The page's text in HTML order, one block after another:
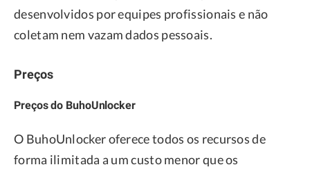
desenvolvidos por equipes profissionais e não
coletam nem vazam dados pessoais.
Preços
Preços do BuhoUnlocker
O BuhoUnlocker oferece todos os recursos de
forma ilimitada a um custo menor que os